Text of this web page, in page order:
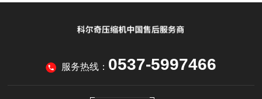
服务热线： 0537-5997466